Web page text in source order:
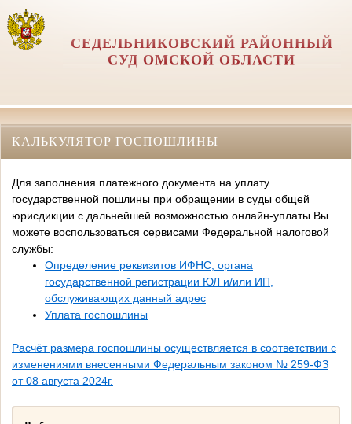
СЕДЕЛЬНИКОВСКИЙ РАЙОННЫЙ
СУД ОМСКОЙ ОБЛАСТИ
КАЛЬКУЛЯТОР ГОСПОШЛИНЫ
Для заполнения платежного документа на уплату
государственной пошлины при обращении в суды общей
юрисдикции с дальнейшей возможностью онлайн-уплаты Вы
можете воспользоваться сервисами Федеральной налоговой
службы:
Определение реквизитов ИФНС, органа
государственной регистрации ЮЛ и/или ИП,
обслуживающих данный адрес
Уплата госпошлины
Расчёт размера госпошлины осуществляется в соответствии с
изменениями внесенными Федеральным законом № 259-ФЗ
от 08 августа 2024г.